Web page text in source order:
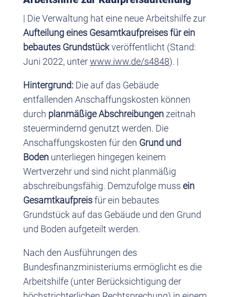
| Die Verwaltung hat eine neue Arbeitshilfe zur
Aufteilung eines Gesamtkaufpreises für ein
bebautes Grundstückveröffentlicht (Stand:
Juni 2022, unterwww.iww.de/s4848). |
Hintergrund: Die auf das Gebäude
entfallenden Anschaffungskosten können
durch planmäßige Abschreibungen zeitnah
steuermindernd genutzt werden. Die
Anschaffungskosten für den Grund und
Bodenunterliegen hingegen keinem
Wertverzehr und sind nicht planmäßig
abschreibungsfähig. Demzufolge muss ein
Gesamtkaufpreisfür ein bebautes
Grundstück auf das Gebäude und den Grund
und Boden aufgeteilt werden.
Nach den Ausführungen des
Bundesfinanzministeriums ermöglicht es die
Arbeitshilfe (unter Berücksichtigung der